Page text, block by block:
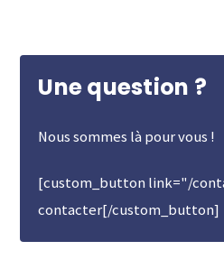
Une question ?
Nous sommes là pour vous !
[custom_button link="/
contacter[/custom_button]